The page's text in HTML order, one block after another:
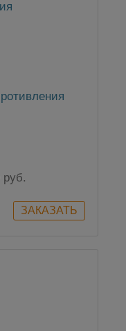
руб.